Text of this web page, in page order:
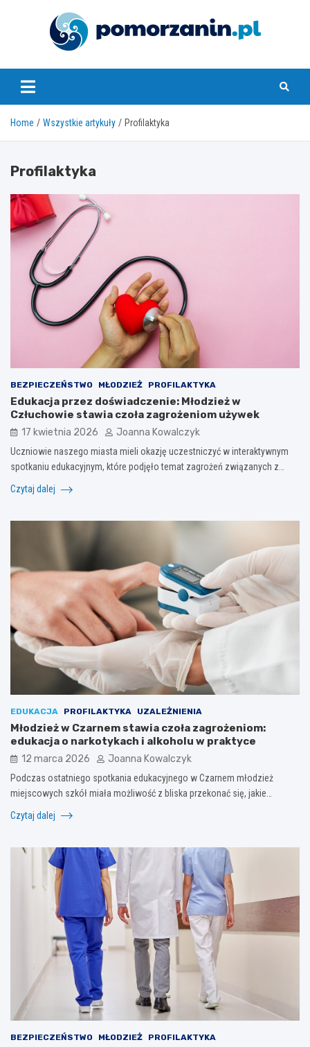
pomorzanin.pl
Home Wszystkie artykuły Profilaktyka
Profilaktyka
BEZPIECZEŃSTWO MŁODZIEŻ PROFILAKTYKA
Edukacja przez doświadczenie: Młodzież w
Człuchowie stawia czoła zagrożeniom używek
17 kwietnia 2026 Joanna Kowalczyk
Uczniowie naszego miasta mieli okazję uczestniczyć w interaktywnym
spotkaniu edukacyjnym, które podjęło temat zagrożeń związanych z…
Czytaj dalej
EDUKACJA PROFILAKTYKA UZALEŻNIENIA
Młodzież w Czarnem stawia czoła zagrożeniom:
edukacja o narkotykach i alkoholu w praktyce
12 marca 2026 Joanna Kowalczyk
Podczas ostatniego spotkania edukacyjnego w Czarnem młodzież
miejscowych szkół miała możliwość z bliska przekonać się, jakie…
Czytaj dalej
BEZPIECZEŃSTWO MŁODZIEŻ PROFILAKTYKA